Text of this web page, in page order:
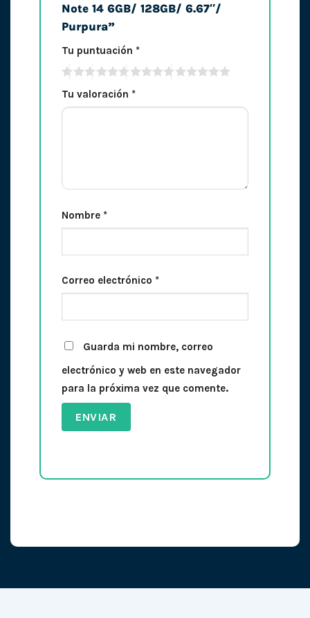
Note 14 6GB/ 128GB/ 6.67″/
Purpura”
Tu puntuación *
Tu valoración *
Nombre *
Correo electrónico *
Guarda mi nombre, correo
electrónico y web en este navegador
para la próxima vez que comente.